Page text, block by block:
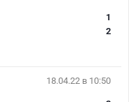
1
2
18.04.22 в 10:50